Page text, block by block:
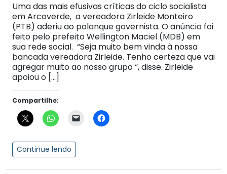
Uma das mais efusivas críticas do ciclo socialista
em Arcoverde, a vereadora Zirleide Monteiro
(PTB) aderiu ao palanque governista. O anúncio foi
feito pelo prefeito Wellington Maciel (MDB) em
sua rede social. “Seja muito bem vinda à nossa
bancada vereadora Zirleide. Tenho certeza que vai
agregar muito ao nosso grupo “, disse. Zirleide
apoiou o […]
Compartilhe:
Continue lendo